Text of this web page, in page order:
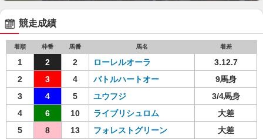
競走成績
着順 枠番 馬番 馬名 着差
1 2 2 ローレルオーラ
3.12.7
2
3 4 バトルハートオー
9馬身
3
4 5 ユウフジ
3/4馬身
4
6 10 ライブリシュロム
大差
5
8 13 フォレストグリーン
大差